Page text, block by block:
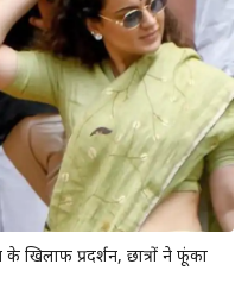
के खिलाफ प्रदर्शन, छात्रों ने फूंका